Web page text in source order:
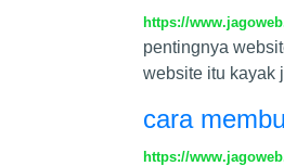
https://
pentingnya
website itu kayak
cara
https://